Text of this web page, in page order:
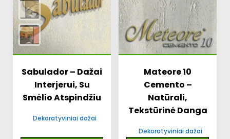
Sabulador – Dažai
Interjerui, Su
Smėlio Atspindžiu
Dekoratyviniai dažai
Mateore 10
Cemento –
Natūrali,
Tekstūrinė Danga
Dekoratyviniai dažai